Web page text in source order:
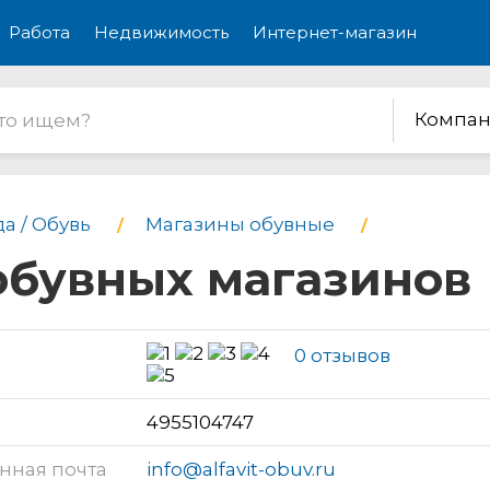
Работа Недвижимость Интернет-магазин
/ Обувь Магазины обувные
магазинов
0 отзывов
4955104747
почта info@alfavit-obuv.ru